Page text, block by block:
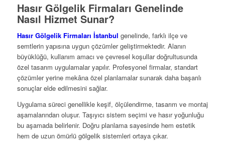
Hasır Gölgelik Firmaları Genelinde
Nasıl Hizmet Sunar?
Hasır Gölgelik Firmaları İstanbul genelinde, farklı ilçe ve
semtlerin yapısına uygun çözümler geliştirmektedir. Alanın
büyüklüğü, kullanım amacı ve çevresel koşullar doğrultusunda
özel tasarım uygulamalar yapılır. Profesyonel firmalar, standart
çözümler yerine mekâna özel planlamalar sunarak daha başarılı
sonuçlar elde edilmesini sağlar.
Uygulama süreci genellikle keşif, ölçülendirme, tasarım ve montaj
aşamalarından oluşur. Taşıyıcı sistem seçimi ve hasır yoğunluğu
bu aşamada belirlenir. Doğru planlama sayesinde hem estetik
hem de uzun ömürlü gölgelik sistemleri ortaya çıkar.